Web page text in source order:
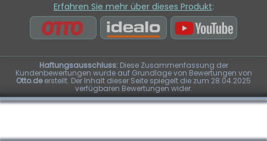
Erfahren Sie mehr über dieses Produkt:
Haftungsausschluss:Diese Zusammenfassung der
Kundenbewertungen wurde auf Grundlage von Bewertungen von
Otto.deerstellt. Der Inhalt dieser Seite spiegelt die zum 28.04.2025
verfügbaren Bewertungen wider.